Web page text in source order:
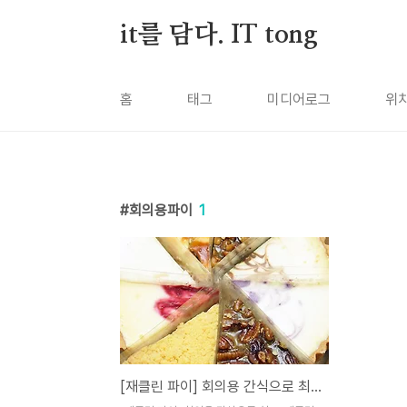
it를 담다. IT tong
홈 태그 미디어로그 위
회의용파이 1
[재클린 파이] 회의용 간식으로 최고! 재클린 All in 1 모둠파이